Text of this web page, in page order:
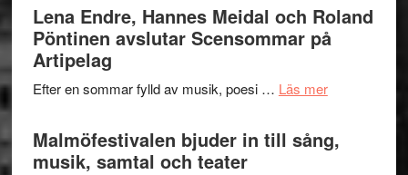
Delvis
bortom
terräng
–
Lena Endre, Hannes Meidal och Roland
Pöntinen avslutar Scensommar på
Artipelag
Efter en sommar fylld av musik, poesi … Läs merom
Hannes
Malmöfestivalen bjuder in till sång,
musik, samtal och teater